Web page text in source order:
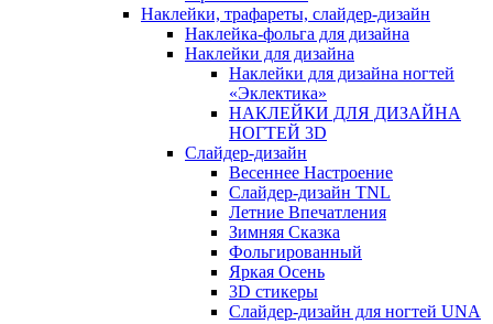
Наклейки, трафареты, слайдер-дизайн
Наклейка-фольга для дизайна
Наклейки для дизайна
Наклейки для дизайна ногтей
«Эклектика»
НАКЛЕЙКИ ДЛЯ ДИЗАЙНА
НОГТЕЙ 3D
Слайдер-дизайн
Весеннее Настроение
Слайдер-дизайн TNL
Летние Впечатления
Зимняя Сказка
Фольгированный
Яркая Осень
3D стикеры
Слайдер-дизайн для ногтей UNA